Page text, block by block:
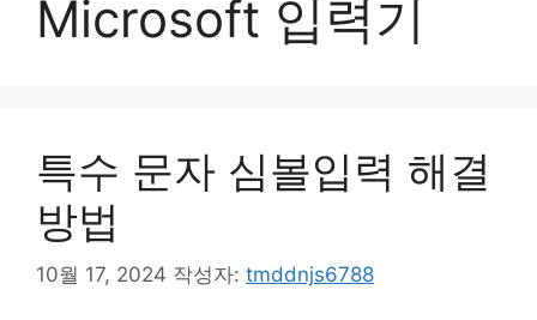
Microsoft 입력기
특수 문자 심볼입력 해결
방법
10월 17, 2024 작성자: tmddnjs6788